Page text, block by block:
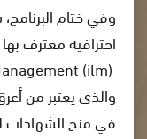
وفي ختام
احترافية معترف
والذي يعتبر من
في منح الشهادات